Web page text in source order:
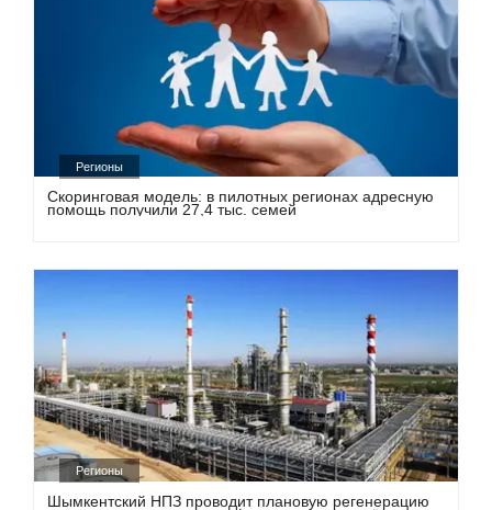
Регионы
Скоринговая модель: в пилотных регионах адресную
помощь получили 27,4 тыс. семей
Регионы
Шымкентский НПЗ проводит плановую регенерацию